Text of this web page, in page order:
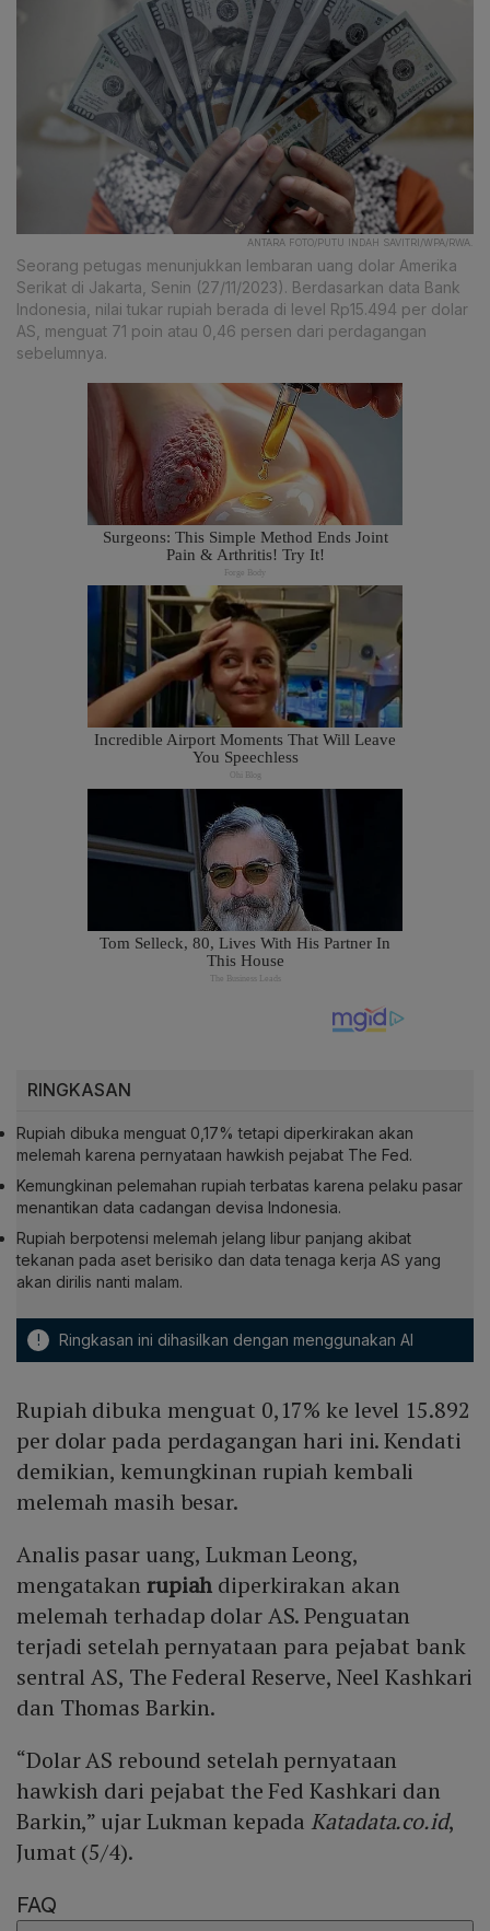
ANTARA FOTO/PUTU INDAH SAVITRI/WPA/RWA.
Seorang petugas menunjukkan lembaran uang dolar Amerika
Serikat di Jakarta, Senin (27/11/2023). Berdasarkan data Bank
Indonesia, nilai tukar rupiah berada di level Rp15.494 per dolar
AS, menguat 71 poin atau 0,46 persen dari perdagangan
sebelumnya.
RINGKASAN
Rupiah dibuka menguat 0,17% tetapi diperkirakan akan
melemah karena pernyataan hawkish pejabat The Fed.
Kemungkinan pelemahan rupiah terbatas karena pelaku pasar
menantikan data cadangan devisa Indonesia.
Rupiah berpotensi melemah jelang libur panjang akibat
tekanan pada aset berisiko dan data tenaga kerja AS yang
akan dirilis nanti malam.
! Ringkasan ini dihasilkan dengan menggunakan AI
Rupiah dibuka menguat 0,17% ke level 15.892
per dolar pada perdagangan hari ini. Kendati
demikian, kemungkinan rupiah kembali
melemah masih besar.
Analis pasar uang, Lukman Leong,
mengatakan rupiah diperkirakan akan
melemah terhadap dolar AS. Penguatan
terjadi setelah pernyataan para pejabat bank
sentral AS, The Federal Reserve, Neel Kashkari
dan Thomas Barkin.
“Dolar AS rebound setelah pernyataan
hawkish dari pejabat the Fed Kashkari dan
Barkin,” ujar Lukman kepada Katadata.co.id,
Jumat (5/4).
FAQ